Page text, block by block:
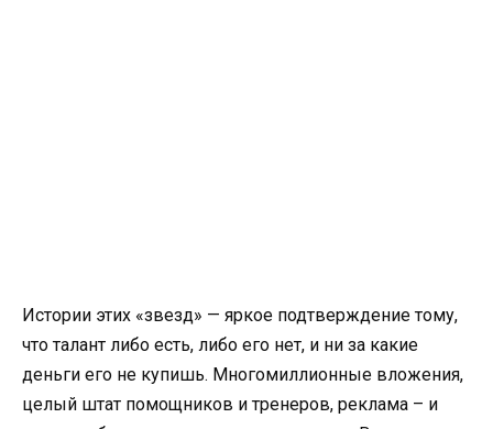
Истории этих «звезд» — яркое подтверждение тому,
что талант либо есть, либо его нет, и ни за какие
деньги его не купишь. Многомиллионные вложения,
целый штат помощников и тренеров, реклама – и